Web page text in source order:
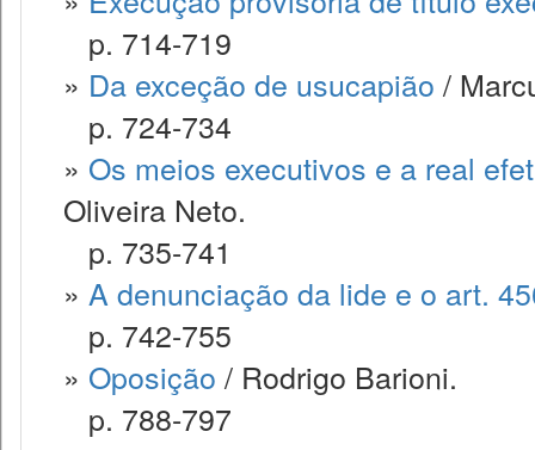
p. 714-719
» Da exceção de usucapião /
p. 724-734
» Os meios executivos e a real
Oliveira Neto.
p. 735-741
» A denunciação da lide e o art.
p. 742-755
» Oposição / Rodrigo Barioni.
p. 788-797